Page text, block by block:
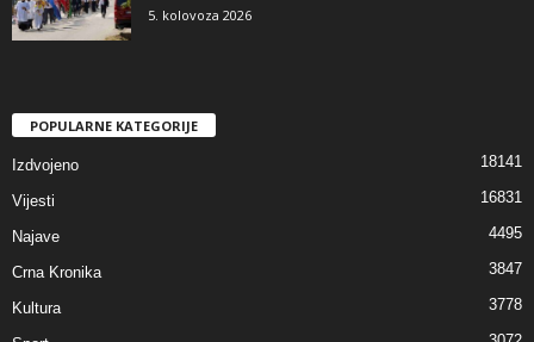
5. kolovoza 2026
POPULARNE KATEGORIJE
Izdvojeno 18141
Vijesti 16831
Najave 4495
Crna Kronika 3847
Kultura 3778